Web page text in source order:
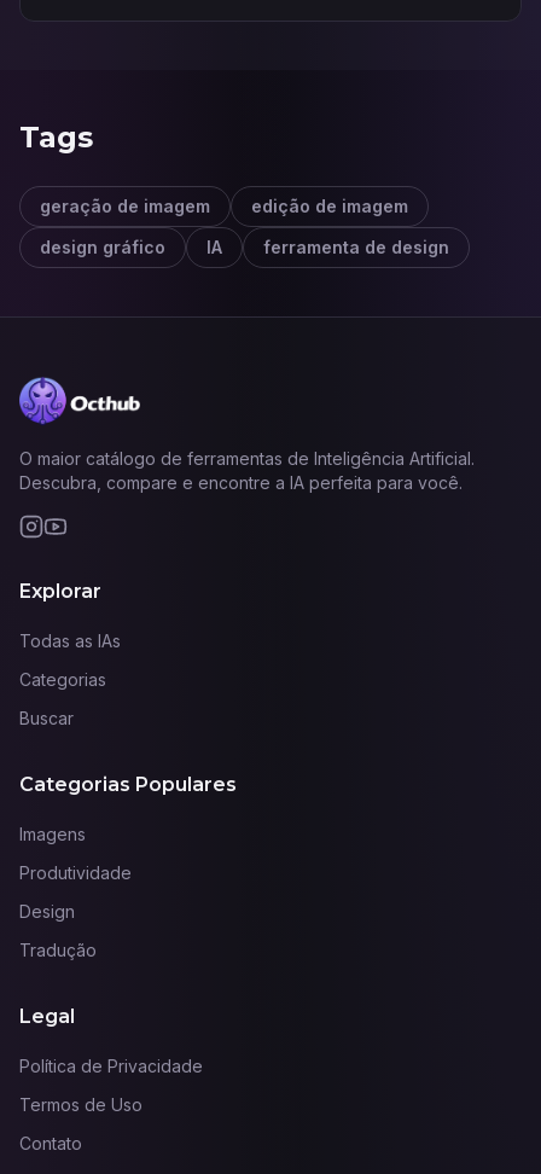
Tags
geração de imagem
edição de imagem
design gráfico
IA ferramenta de design
O maior catálogo de ferramentas de Inteligência Artificial.
Descubra, compare e encontre a IA perfeita para você.
Explorar
Todas as IAs
Categorias
Buscar
Categorias Populares
Imagens
Produtividade
Design
Tradução
Legal
Política de Privacidade
Termos de Uso
Contato